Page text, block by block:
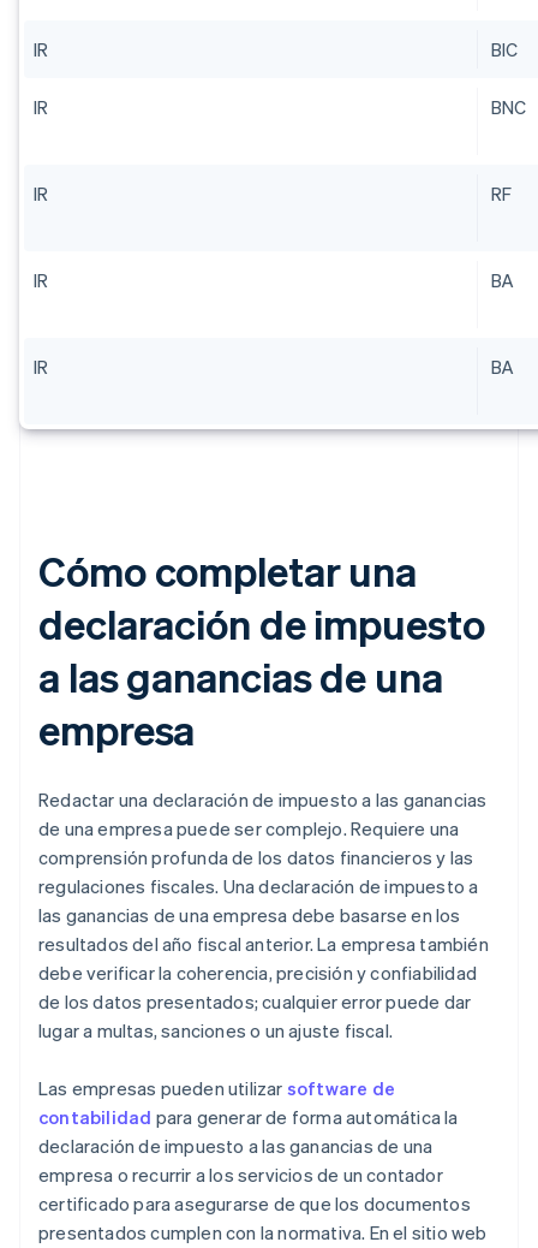
IR BIC
IR BNC
IR RF
IR BA
IR BA
Cómo completar una
declaración de impuesto
a las ganancias de una
empresa
Redactar una declaración de impuesto a las ganancias
de una empresa puede ser complejo. Requiere una
comprensión profunda de los datos financieros y las
regulaciones fiscales. Una declaración de impuesto a
las ganancias de una empresa debe basarse en los
resultados del año fiscal anterior. La empresa también
debe verificar la coherencia, precisión y confiabilidad
de los datos presentados; cualquier error puede dar
lugar a multas, sanciones o un ajuste fiscal.
Las empresas pueden utilizar software de
contabilidad para generar de forma automática la
declaración de impuesto a las ganancias de una
empresa o recurrir a los servicios de un contador
certificado para asegurarse de que los documentos
presentados cumplen con la normativa. En el sitio web